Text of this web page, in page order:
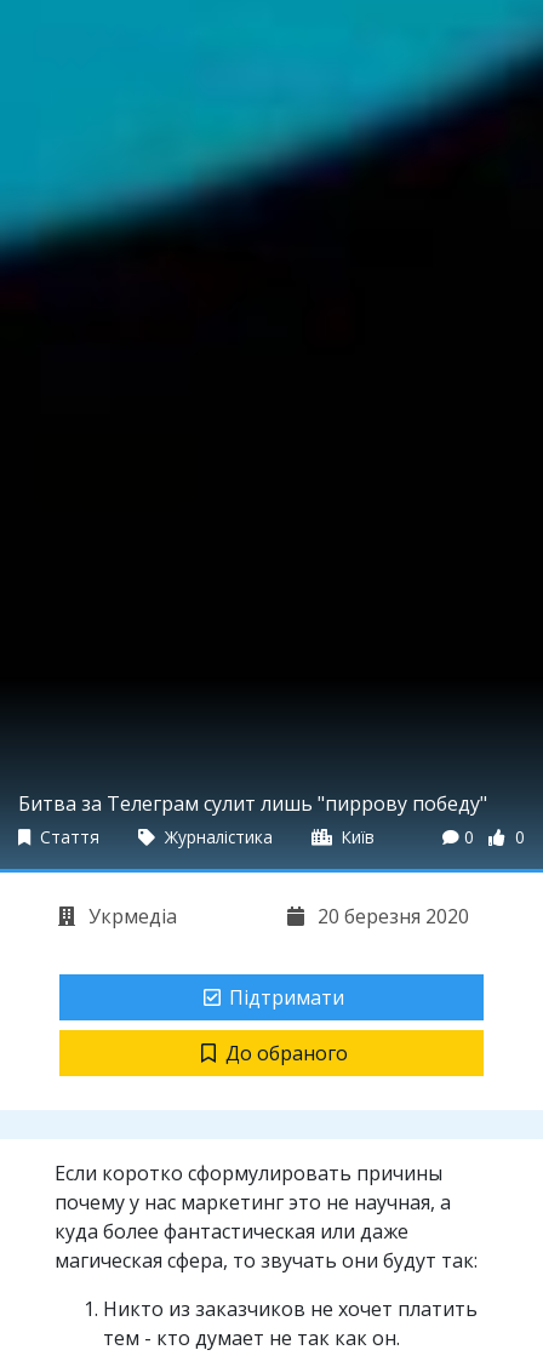
Битва за Телеграм сулит лишь "пиррову победу"
Стаття Журналістика Київ 0 0
Укрмедіа 20 березня 2020
Підтримати
До обраного
Если коротко сформулировать причины
почему у нас маркетинг это не научная, а
куда более фантастическая или даже
магическая сфера, то звучать они будут так:
Никто из заказчиков не хочет платить
тем - кто думает не так как он.